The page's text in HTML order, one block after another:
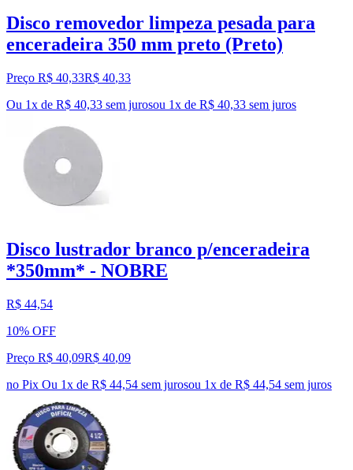
Disco removedor limpeza pesada para
enceradeira 350 mm preto (Preto)
Preço R$ 40,33R$ 40,33
Ou 1x de R$ 40,33 sem jurosou 1x de R$ 40,33 sem juros
Disco lustrador branco p/enceradeira
*350mm* - NOBRE
R$ 44,54
10% OFF
Preço R$ 40,09R$ 40,09
no Pix Ou 1x de R$ 44,54 sem jurosou 1x de R$ 44,54 sem juros